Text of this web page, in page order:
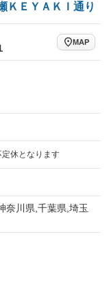
ＥＹＡＫＩ通り
MAP
休となります
奈川県,千葉県,埼玉